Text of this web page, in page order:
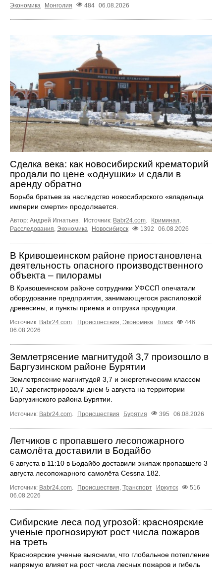
Экономика
Монголия 484 06.08.2026
Сделка века: как новосибирский крематорий
продали по цене «однушки» и сдали в
аренду обратно
Борьба братьев за наследство новосибирского «владельца
империи смерти» продолжается.
Автор: Андрей Игнатьев. Источник: Babr24.com. Криминал,
Расследования, Экономика Новосибирск 1392 06.08.2026
В Кривошеинском районе приостановлена
деятельность опасного производственного
объекта – пилорамы
В Кривошеинском районе сотрудники УФССП опечатали
оборудование предприятия, занимающегося распиловкой
древесины, и пункты приема и отгрузки продукции.
Источник: Babr24.com. Происшествия, Экономика Томск
446
06.08.2026
Землетрясение магнитудой 3,7 произошло в
Баргузинском районе Бурятии
Землетрясение магнитудой 3,7 и энергетическим классом
10,7 зарегистрировали днем 5 августа на территории
Баргузинского района Бурятии.
Источник: Babr24.com Происшествия Бурятия 395 06.08.2026
Летчиков с пропавшего лесопожарного
самолёта доставили в Бодайбо
6 августа в 11:10 в Бодайбо доставили экипаж пропавшего 3
августа лесопожарного самолёта Cessna 182.
Источник: Babr24.com Происшествия Транспорт Иркутск
516
06.08.2026
Сибирские леса под угрозой: красноярские
ученые прогнозируют рост числа пожаров
на треть
Красноярские ученые выяснили, что глобальное потепление
напрямую влияет на рост числа лесных пожаров и гибель